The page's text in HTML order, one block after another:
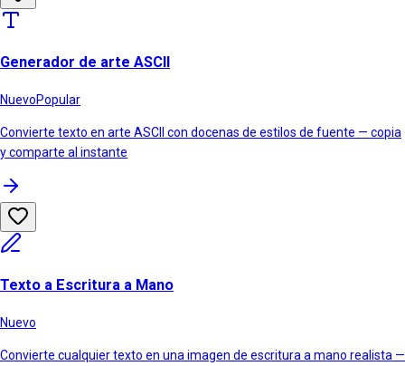
Generador de arte ASCII
NuevoPopular
Convierte texto en arte ASCII con docenas de estilos de fuente — copia
y comparte al instante
Texto a Escritura a Mano
Nuevo
Convierte cualquier texto en una imagen de escritura a mano realista —